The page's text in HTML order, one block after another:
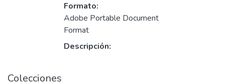
Formato:
Adobe Portable Document
Format
Descripción:
Colecciones